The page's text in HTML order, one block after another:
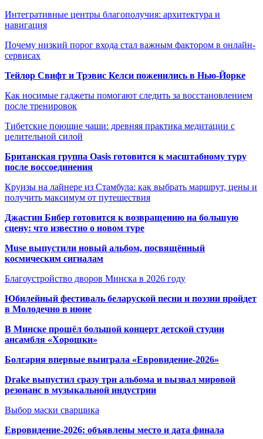
Интегративные центры благополучия: архитектура и
навигация
Почему низкий порог входа стал важным фактором в онлайн-
сервисах
Тейлор Свифт и Трэвис Келси поженились в Нью-Йорке
Как носимые гаджеты помогают следить за восстановлением
после тренировок
Тибетские поющие чаши: древняя практика медитации с
целительной силой
Британская группа Oasis готовится к масштабному туру
после воссоединения
Круизы на лайнере из Стамбула: как выбрать маршрут, цены и
получить максимум от путешествия
Джастин Бибер готовится к возвращению на большую
сцену: что известно о новом туре
Muse выпустили новый альбом, посвящённый
космическим сигналам
Благоустройство дворов Минска в 2026 году
Юбилейный фестиваль беларуской песни и поэзии пройдет
в Молодечно в июне
В Минске прошёл большой концерт детской студии
ансамбля «Хорошки»
Болгария впервые выиграла «Евровидение-2026»
Drake выпустил сразу три альбома и вызвал мировой
резонанс в музыкальной индустрии
Выбор маски сварщика
Евровидение-2026: объявлены место и дата финала